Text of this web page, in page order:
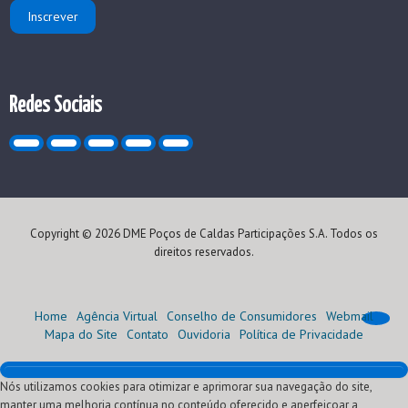
Redes Sociais
Copyright © 2026 DME Poços de Caldas Participações S.A. Todos os
direitos reservados.
Home Agência Virtual Conselho de Consumidores
Webmail
Mapa do Site
Contato Ouvidoria Política de Privacidade
Home
Institucional
Nós utilizamos cookies para otimizar e aprimorar sua navegação do site,
manter uma melhoria contínua no conteúdo oferecido e aperfeiçoar a